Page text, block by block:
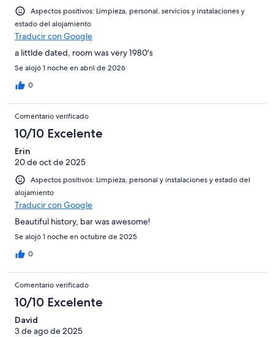
Aspectos positivos: Limpieza, personal, servicios y instalaciones y
estado del alojamiento
Traducir con Google
a littlde dated, room was very 1980's
Se alojó 1 noche en abril de 2026
0
Comentario verificado
10/10 Excelente
Erin
20 de oct de 2025
Aspectos positivos: Limpieza, personal y instalaciones y estado del
alojamiento
Traducir con Google
Beautiful history, bar was awesome!
Se alojó 1 noche en octubre de 2025
0
Comentario verificado
10/10 Excelente
David
3 de ago de 2025